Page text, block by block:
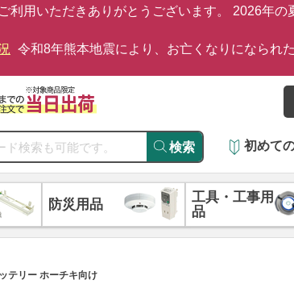
利用いただきありがとうございます。 2026年
令和8年熊本地震により、お亡くなりになられ
検索 初めて
防災用品
工具・工事用
品
テリー ホーチキ向け